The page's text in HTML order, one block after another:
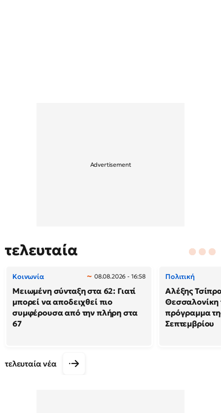
τελευταία
Κοινωνία 08.08.2026 - 16:58
Μειωμένη σύνταξη στα 62: Γιατί
μπορεί να αποδειχθεί πιο
συμφέρουσα από την πλήρη στα
67
Πολιτική
Αλέξης
Θεσσαλονίκη
πρόγραμμα
Σεπτεμβρίου
τελευταία νέα